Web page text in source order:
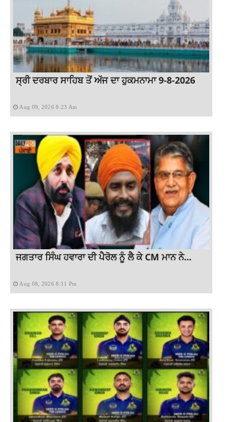
ਸ੍ਰੀ ਦਰਬਾਰ ਸਾਹਿਬ ਤੋਂ ਅੱਜ ਦਾ ਹੁਕਮਨਾਮਾ 9-8-2026
Aug 09, 2026 8:23 Am
ਜਗਤਾਰ ਸਿੰਘ ਹਵਾਰਾ ਦੀ ਪੈਰੋਲ ਨੂੰ ਲੈ ਕੇ CM ਮਾਨ ਨੇ...
Aug 08, 2026 8:11 Pm